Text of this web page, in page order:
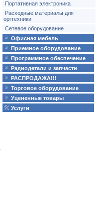
Портативная электроника
Расходные материалы для
оргтехники
Сетевое оборудование
Офисная мебель
Приемное оборудование
Программное обеспечение
Радиодетали и запчасти
РАСПРОДАЖА!!!
Торговое оборудование
Уцененные товары
Услуги